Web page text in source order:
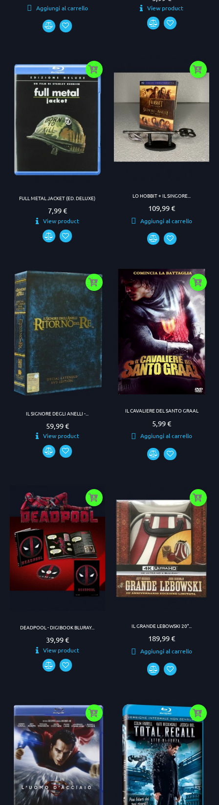
Aggiungi al carrello View product
FULL METAL JACKET (ED. DELUXE)
Prezzo
7,99 €
View product
LO HOBBIT + IL SINGORE...
Prezzo
109,99 €
Aggiungi al carrello
IL SIGNORE DEGLI ANELLI -...
Prezzo
59,99 €
View product
IL CAVALIERE DEL SANTO GRAAL
Prezzo
5,99 €
Aggiungi al carrello
DEADPOOL - DIGIBOOK BLURAY...
Prezzo
39,99 €
View product
IL GRANDE LEBOWSKI 20°...
Prezzo
189,99 €
Aggiungi al carrello